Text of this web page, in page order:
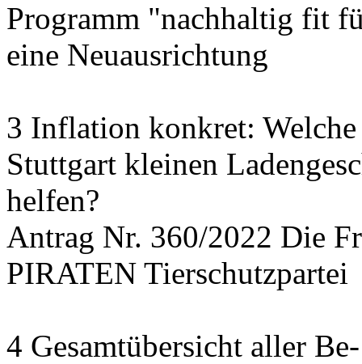
Programm "nachhaltig fit
eine Neuausrichtung
3 Inflation konkret:
Stuttgart kleinen
helfen?
Antrag Nr. 360/2022 Die
PIRATEN Tierschutzpartei
4 Gesamtübersicht aller